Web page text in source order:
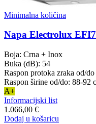
Minimalna količina
Napa Electrolux
Boja: Crna + Inox
Buka (dB): 54
Raspon protoka zraka od/
Raspon širine od/do: 88-92
A+
Informacijski list
1.066,00 €
Dodaj u košaricu